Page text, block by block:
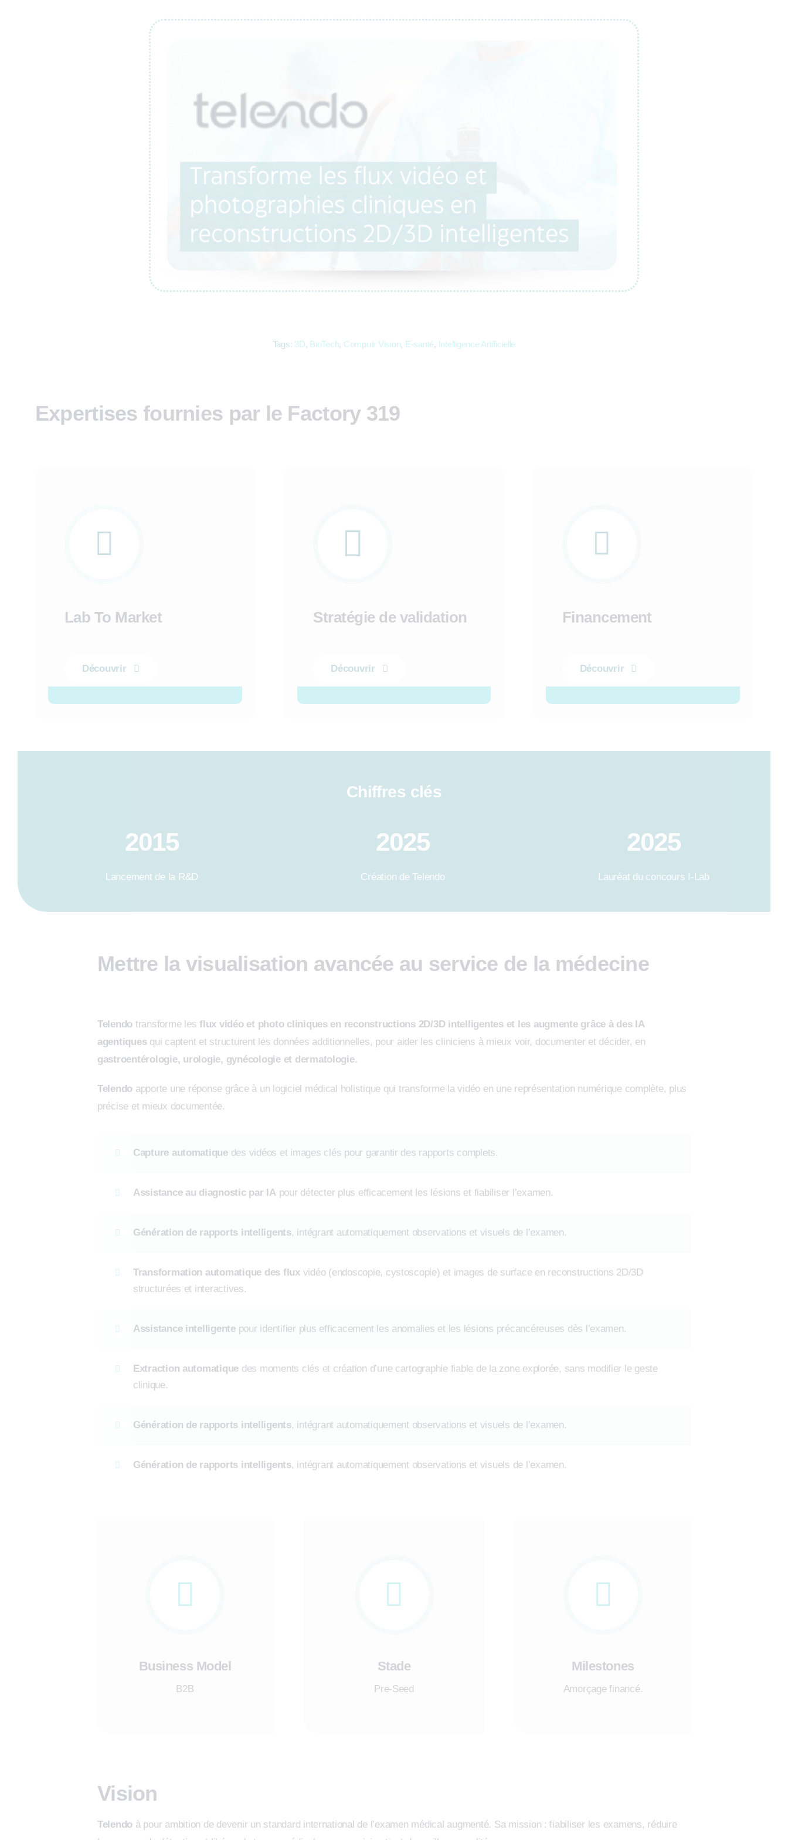
Tags: 3D, BioTech, Computr Vision, E-santé, Intelligence Artificielle
Expertises fournies par le Factory 319
Lab To Market
Découvrir
Stratégie de validation
Découvrir
Financement
Découvrir
Chiffres clés
2015
Lancement de la R&D
2025
Création de Telendo
2025
Lauréat du concours I-Lab
Mettre la visualisation avancée au service de la médecine
Telendo transforme lesflux vidéo et photo cliniques en reconstructions 2D/3D intelligentes et les augmente grâce à des IA
agentiquesqui captent et structurent les données additionnelles, pour aider les cliniciens à mieux voir, documenter et décider, en
gastroentérologie, urologie, gynécologie et dermatologie.
Telendo apporte une réponse grâce à un logiciel médical holistique qui transforme la vidéo en une représentation numérique complète, plus
précise et mieux documentée.
Capture automatiquedes vidéos et images clés pour garantir des rapports complets.
Assistance au diagnostic par IA pour détecter plus efficacement les lésions et fiabiliser l’examen.
Génération de rapports intelligents, intégrant automatiquement observations et visuels de l’examen.
Transformation automatique des fluxvidéo (endoscopie, cystoscopie) et images de surface en reconstructions 2D/3D
structurées et interactives.
Assistance intelligentepour identifier plus efficacement les anomalies et les lésions précancéreuses dès l’examen.
Extraction automatique des moments clés et création d’une cartographie fiable de la zone explorée, sans modifier le geste
clinique.
Génération de rapports intelligents, intégrant automatiquement observations et visuels de l’examen.
Génération de rapports intelligents, intégrant automatiquement observations et visuels de l’examen.
Business Model
B2B
Stade
Pre-Seed
Milestones
Amorçage financé.
Vision
Telendo à pour ambition de devenir un standard international de l’examen médical augmenté. Sa mission : fiabiliser les examens, réduire